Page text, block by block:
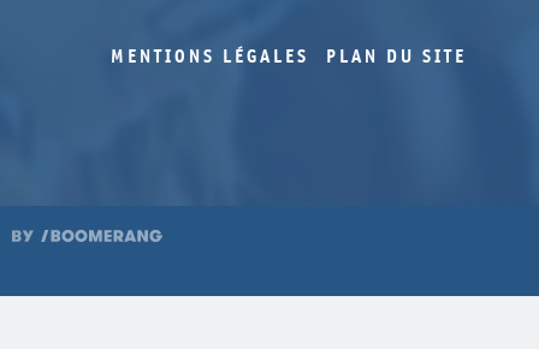
MENTIONS LÉGALES PLAN DU SITE